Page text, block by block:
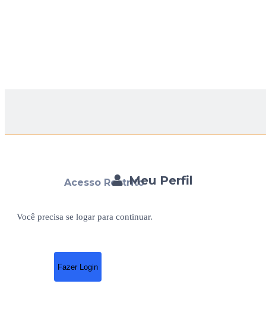
Meu Perfil
Acesso Restrito
Você precisa se logar para continuar.
Fazer Login